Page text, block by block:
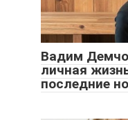
Вадим
личная
последние